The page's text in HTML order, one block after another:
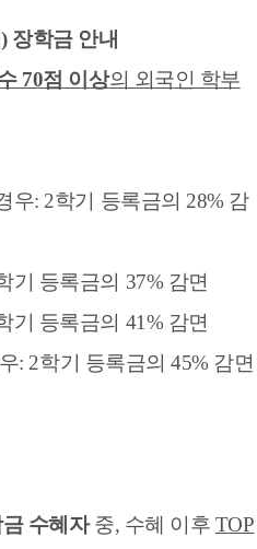
장학금 안내
70점 이상의 외국인 학부
우: 2학기 등록금의 28% 감
기 등록금의 37% 감면
기 등록금의 41% 감면
: 2학기 등록금의 45% 감면
수혜자중, 수혜 이후 TOP